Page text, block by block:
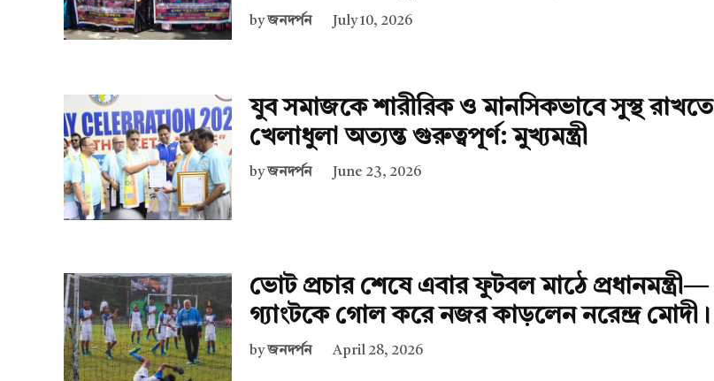
byজনদর্পন July 10, 2026
যুব সমাজকে শারীরিক ও মানসিকভাবে সুস্থ রাখতে
খেলাধুলা অত্যন্ত গুরুত্বপূর্ণ: মুখ্যমন্ত্রী
byজনদর্পন June 23, 2026
ভোট প্রচার শেষে এবার ফুটবল মাঠে প্রধানমন্ত্রী—
গ্যাংটকে গোল করে নজর কাড়লেন নরেন্দ্র মোদী।
byজনদর্পন April 28, 2026